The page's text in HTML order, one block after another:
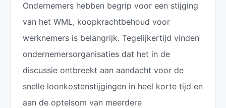
Ondernemers hebben begrip voor een stijging
van het WML, koopkrachtbehoud voor
werknemers is belangrijk. Tegelijkertijd vinden
ondernemersorganisaties dat het in de
discussie ontbreekt aan aandacht voor de
snelle loonkostenstijgingen in heel korte tijd en
aan de optelsom van meerdere